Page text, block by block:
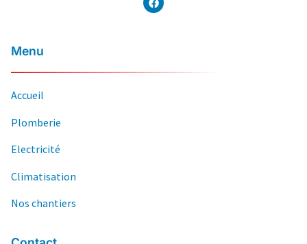
Menu
Accueil
Plomberie
Electricité
Climatisation
Nos chantiers